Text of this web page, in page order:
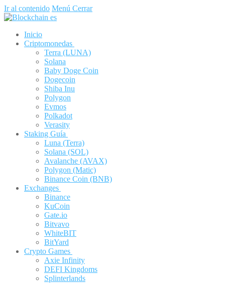
Ir al contenido Menú Cerrar
Inicio
Criptomonedas
Terra (LUNA)
Solana
Baby Doge Coin
Dogecoin
Shiba Inu
Polygon
Evmos
Polkadot
Verasity
Staking Guía
Luna (Terra)
Solana (SOL)
Avalanche (AVAX)
Polygon (Matic)
Binance Coin (BNB)
Exchanges
Binance
KuCoin
Gate.io
Bitvavo
WhiteBIT
BitYard
Crypto Games
Axie Infinity
DEFI Kingdoms
Splinterlands